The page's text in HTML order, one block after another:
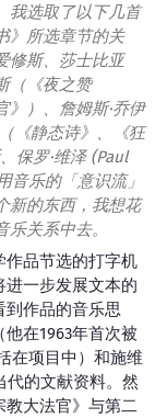
我选取了以下几首
》所选章节的关
修斯、莎士比亚
（《夜之赞
》）、詹姆斯·乔伊
《静态诗》、《狂
保罗·维泽 (Paul
音乐的「意识流」
新的东西，我想花
关系中去。
作品节选的打字机
一步发展文本的
到作品的音乐思
在1963年首次被
在项目中）和施维
代的文献资料。然
教大法官》与第二